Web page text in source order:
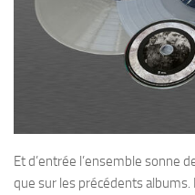
Et d’entrée l’ensemble sonne
que sur les précédents